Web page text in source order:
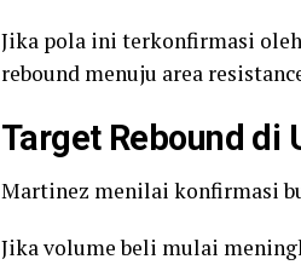
Jika pola ini terkonfirmasi
rebound menuju area
Target Rebound di
Martinez menilai konfirmasi
Jika volume beli mulai